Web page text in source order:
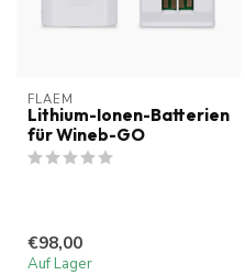
FLAEM
Lithium-Ionen-Batterien
für Wineb-GO
€98,00
Auf Lager